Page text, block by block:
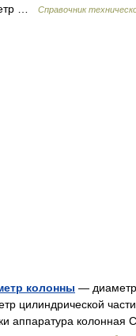
…
Справочник
колонны —
цилиндрической
аппаратура колонная